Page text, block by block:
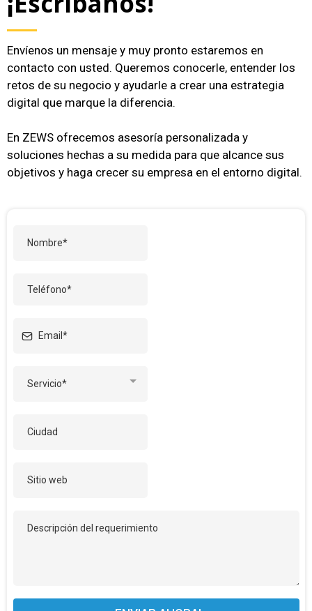
Envíenos un mensaje y muy pronto estaremos en
contacto con usted. Queremos conocerle, entender los
retos de su negocio y ayudarle a crear una estrategia
digital que marque la diferencia.
En ZEWS ofrecemos asesoría personalizada y
soluciones hechas a su medida para que alcance sus
objetivos y haga crecer su empresa en el entorno digital.
Servicio*